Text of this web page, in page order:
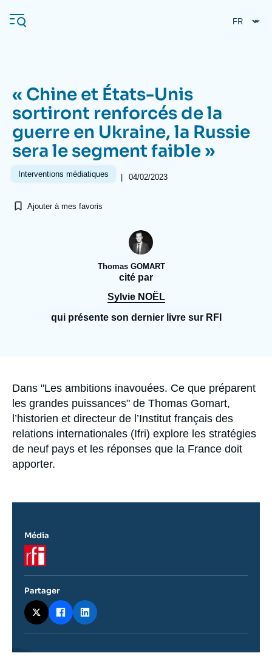
au
contenu
Navigation
principale
L'Ifri
Analyses
Se connecter
« Chine et États-Unis
sortiront renforcés de la
guerre en Ukraine, la Russie
sera le segment faible »
Interventions médiatiques | 04/02/2023
Ajouter à mes favoris
Thomas GOMART
cité par
Sylvie NOËL
qui présente son dernier livre sur RFI
Accroche
Dans "Les ambitions inavouées. Ce que préparent
les grandes puissances" de Thomas Gomart,
l’historien et directeur de l’Institut français des
relations internationales (Ifri) explore les stratégies
de neuf pays et les réponses que la France doit
apporter.
Média
Logo
Partager